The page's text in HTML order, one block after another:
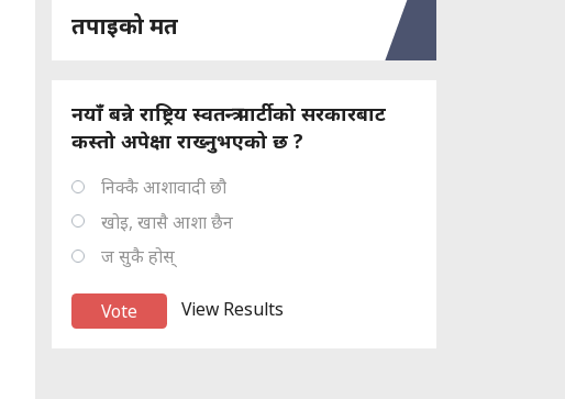
तपाइको मत
नयाँ बन्ने राष्ट्रिय स्वतन्त्र पार्टीको सरकारबाट
कस्तो अपेक्षा राख्नुभएको छ ?
निक्कै आशावादी छौ
खोइ, खासै आशा छैन
ज सुकै होस्
View Results